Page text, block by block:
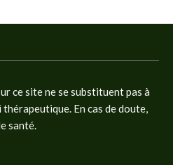
ce site ne se substituent pas à
En cas de doute,
santé.